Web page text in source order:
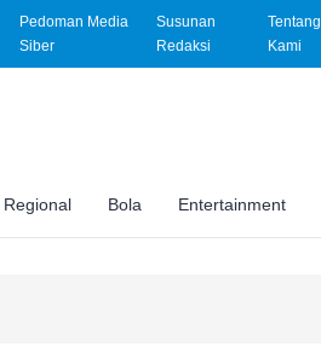
Pedoman Media
Siber
Susunan
Redaksi
Tentang
Kami
Regional Bola Entertainment